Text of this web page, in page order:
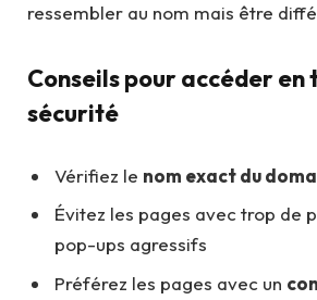
ressembler au nom mais être
Conseils pour accéder en
sécurité
Vérifiez le nom exact du
Évitez les pages avec trop de
pop-ups agressifs
Préférez les pages avec un